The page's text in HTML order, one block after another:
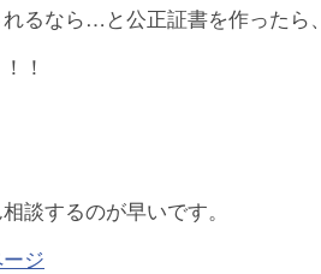
るなら…と公正証書を作ったら
！
談するのが早いです。
ジ